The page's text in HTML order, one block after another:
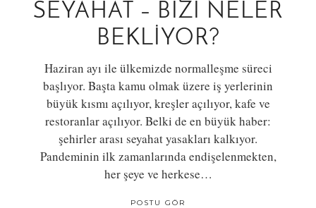
SEYAHAT – BIZI NELER
BEKLIYOR?
Haziran ayı ile ülkemizde normalleşme süreci
başlıyor. Başta kamu olmak üzere iş yerlerinin
büyük kısmı açılıyor, kreşler açılıyor, kafe ve
restoranlar açılıyor. Belki de en büyük haber:
şehirler arası seyahat yasakları kalkıyor.
Pandeminin ilk zamanlarında endişelenmekten,
her şeye ve herkese…
POSTU GÖR